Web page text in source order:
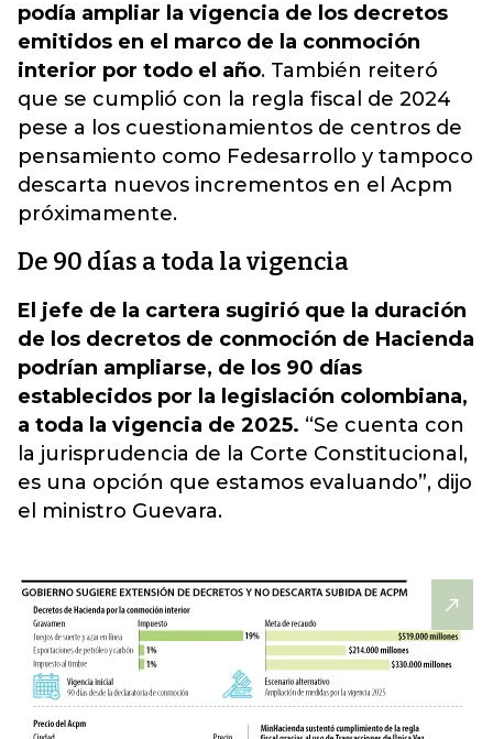
podía ampliar la vigencia de los decretos
emitidos en el marco de la conmoción
interior por todo el año. También reiteró
que se cumplió con la regla fiscal de 2024
pese a los cuestionamientos de centros de
pensamiento como Fedesarrollo y tampoco
descarta nuevos incrementos en el Acpm
próximamente.
De 90 días a toda la vigencia
El jefe de la cartera sugirió que la duración
de los decretos de conmoción de Hacienda
podrían ampliarse, de los 90 días
establecidos por la legislación colombiana,
a toda la vigencia de 2025. “Se cuenta con
la jurisprudencia de la Corte Constitucional,
es una opción que estamos evaluando”, dijo
el ministro Guevara.